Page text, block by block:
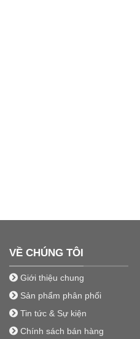
VỀ CHÚNG TÔI
Giới thiệu chung
Sản phẩm phân phối
Tin tức & Sự kiện
Chính sách bán hàng